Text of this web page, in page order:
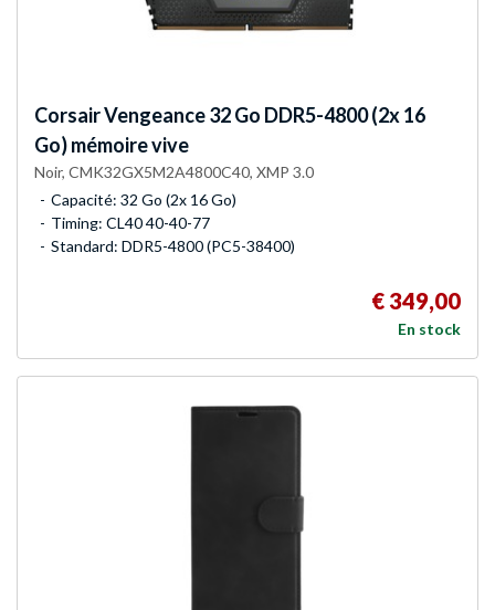
CorsairVengeance 32 Go DDR5-4800 (2x 16
Go) mémoire vive
Noir, CMK32GX5M2A4800C40, XMP 3.0
Capacité: 32 Go (2x 16 Go)
Timing: CL40 40-40-77
Standard: DDR5-4800 (PC5-38400)
€ 349,00
En stock